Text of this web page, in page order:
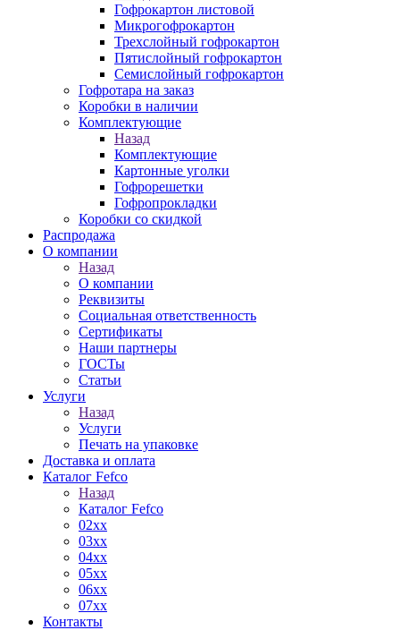
Гофрокартон листовой
Микрогофрокартон
Трехслойный гофрокартон
Пятислойный гофрокартон
Семислойный гофрокартон
Гофротара на заказ
Коробки в наличии
Комплектующие
Назад
Комплектующие
Картонные уголки
Гофрорешетки
Гофропрокладки
Коробки со скидкой
Распродажа
О компании
Назад
О компании
Реквизиты
Социальная ответственность
Сертификаты
Наши партнеры
ГОСТы
Статьи
Услуги
Назад
Услуги
Печать на упаковке
Доставка и оплата
Каталог Fefco
Назад
Каталог Fefco
02xx
03xx
04xx
05xx
06xx
07xx
Контакты